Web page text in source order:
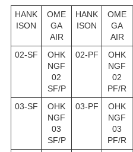
HANK
ISON
OME
GA
AIR
HANK
ISON
OME
GA
AIR
02-SF
OHK
NGF
02
SF/P
02-PF
OHK
NGF
02
PF/R
03-SF
OHK
NGF
03
SF/P
03-PF
OHK
NGF
03
PF/R